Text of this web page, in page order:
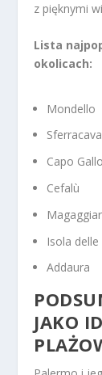
z pięknymi
Lista
okolicach:
Mondello
Capo Gallo
Cefalù
Isola
Addaura
JAKO